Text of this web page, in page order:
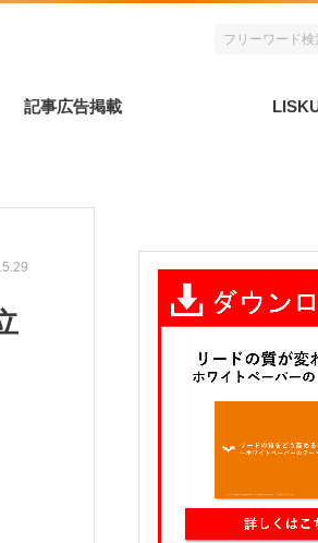
記事広告掲載